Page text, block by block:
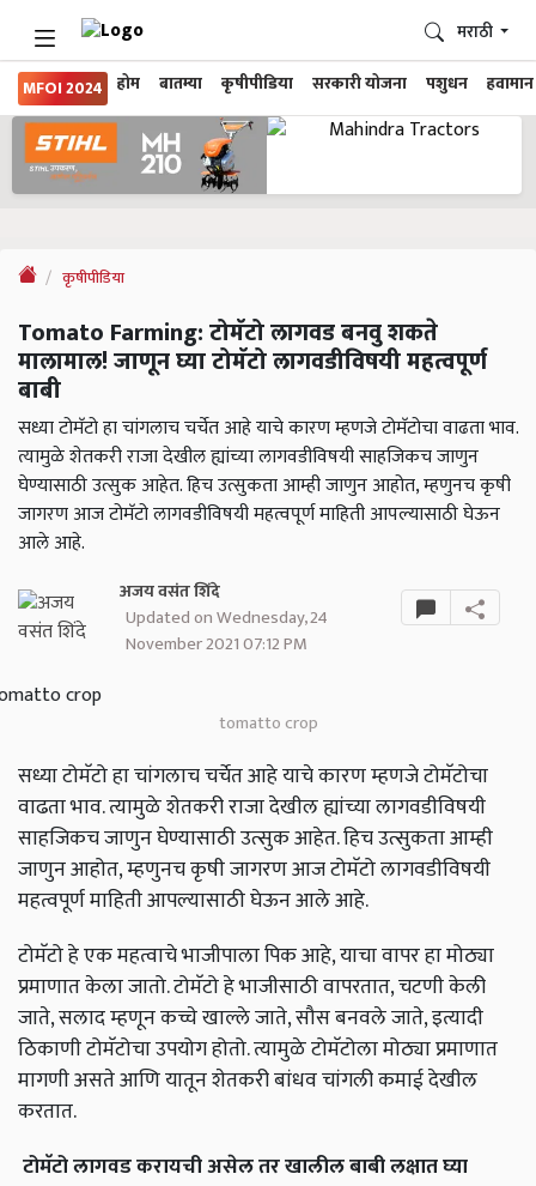
MFOI 2024 होम बातम्या कृषीपीडिया सरकारी योजना पशुधन हवामान
मराठी
कृषीपीडिया
Tomato Farming: टोमॅटो लागवड बनवु शकते
मालामाल! जाणून घ्या टोमॅटो लागवडीविषयी महत्वपूर्ण
बाबी
सध्या टोमॅटो हा चांगलाच चर्चेत आहे याचे कारण म्हणजे टोमॅटोचा वाढता भाव.
त्यामुळे शेतकरी राजा देखील ह्यांच्या लागवडीविषयी साहजिकच जाणुन
घेण्यासाठी उत्सुक आहेत. हिच उत्सुकता आम्ही जाणुन आहोत, म्हणुनच कृषी
जागरण आज टोमॅटो लागवडीविषयी महत्वपूर्ण माहिती आपल्यासाठी घेऊन
आले आहे.
अजय वसंत शिंदे
Updated on Wednesday, 24
November 2021 07:12 PM
tomatto crop
सध्या टोमॅटो हा चांगलाच चर्चेत आहे याचे कारण म्हणजे टोमॅटोचा
वाढता भाव. त्यामुळे शेतकरी राजा देखील ह्यांच्या लागवडीविषयी
साहजिकच जाणुन घेण्यासाठी उत्सुक आहेत. हिच उत्सुकता आम्ही
जाणुन आहोत, म्हणुनच कृषी जागरण आज टोमॅटो लागवडीविषयी
महत्वपूर्ण माहिती आपल्यासाठी घेऊन आले आहे.
टोमॅटो हे एक महत्वाचे भाजीपाला पिक आहे, याचा वापर हा मोठ्या
प्रमाणात केला जातो. टोमॅटो हे भाजीसाठी वापरतात, चटणी केली
जाते, सलाद म्हणून कच्चे खाल्ले जाते, सौस बनवले जाते, इत्यादी
ठिकाणी टोमॅटोचा उपयोग होतो. त्यामुळे टोमॅटोला मोठ्या प्रमाणात
मागणी असते आणि यातून शेतकरी बांधव चांगली कमाई देखील
करतात.
टोमॅटोलागवडकरायचीअसेलतरखालीलबाबीलक्षातघ्या